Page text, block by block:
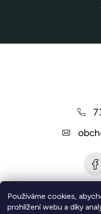
Používáme cookies,
prohlížení webu a díky
Informace pro vás